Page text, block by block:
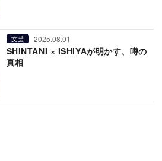
文芸 2025.08.01
SHINTANI × ISHIYAが明かす、噂の
真相